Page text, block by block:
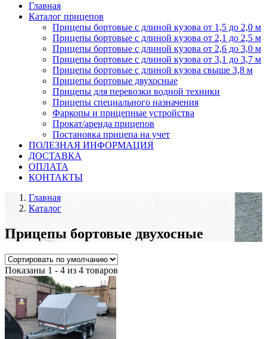
Главная
Каталог прицепов
Прицепы бортовые с длиной кузова от 1,5 до 2,0 м
Прицепы бортовые с длиной кузова от 2,1 до 2,5 м
Прицепы бортовые с длиной кузова от 2,6 до 3,0 м
Прицепы бортовые с длиной кузова от 3,1 до 3,7 м
Прицепы бортовые с длиной кузова свыше 3,8 м
Прицепы бортовые двухосные
Прицепы для перевозки водной техники
Прицепы специального назначения
Фаркопы и прицепные устройства
Прокат/аренда прицепов
Постановка прицепа на учет
ПОЛЕЗНАЯ ИНФОРМАЦИЯ
ДОСТАВКА
ОПЛАТА
КОНТАКТЫ
Главная
Каталог
Прицепы бортовые двухосные
Показаны 1 - 4 из 4 товаров